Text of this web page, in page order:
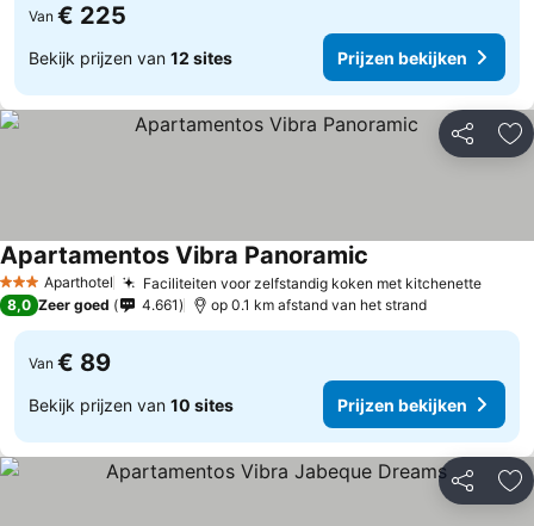
Van € 225
Bekijk prijzen van 12 sites Prijzen bekijken
Delen
3 SterrenAparthotel Faciliteiten voor zelfstandig koken met kitchenette
Apartamentos Vibra Panoramic
8,0 Zeer goed 4.661 op 0.1 km afstand van het strand
Van € 89
Bekijk prijzen van 10 sites Prijzen bekijken
Delen